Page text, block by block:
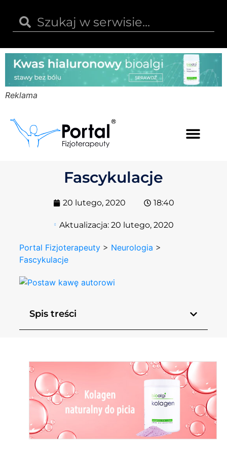
Reklama
Fascykulacje
20 lutego, 2020 18:40
Aktualizacja: 20 lutego, 2020
Portal Fizjoterapeuty > Neurologia >
Fascykulacje
Spis treści